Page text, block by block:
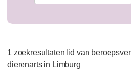
1 zoekresultaten lid van
dierenarts in Limburg